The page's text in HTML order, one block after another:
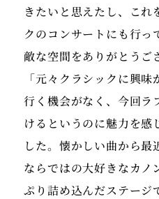
きたいと思えたし、これ
クのコンサートにも行っ
敵な空間をありがとうご
「元々クラシックに興
行く機会がなく、今回ラ
けるというのに魅力を感
した。懐かしい曲から最
ならではの大好きなカノ
ぷり詰め込んだステージ